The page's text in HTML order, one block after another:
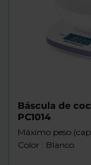
Báscula de
PC1014
Máximo peso
Color : Blanco